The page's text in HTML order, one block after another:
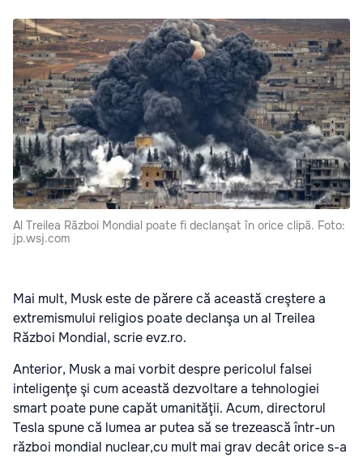
Al Treilea Război Mondial poate fi declanşat în orice clipă. Foto:
jp.wsj.com
Mai mult, Musk este de părere că această creştere a
extremismului religios poate declanşa un al Treilea
Război Mondial, scrie evz.ro.
Anterior, Musk a mai vorbit despre pericolul falsei
inteligenţe şi cum această dezvoltare a tehnologiei
smart poate pune capăt umanităţii. Acum, directorul
Tesla spune că lumea ar putea să se trezească într-un
război mondial nuclear,cu mult mai grav decât orice s-a